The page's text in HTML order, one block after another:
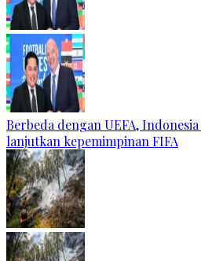
Berbeda dengan UEFA,
lanjutkan kepemimpinan FIFA